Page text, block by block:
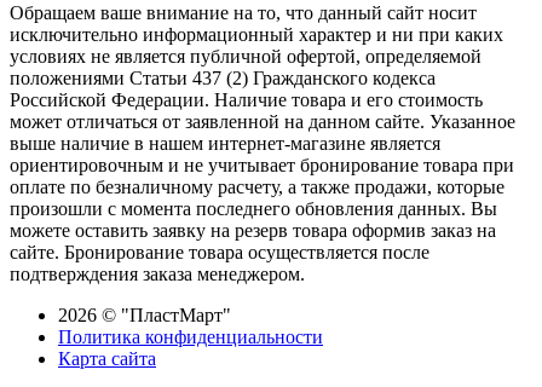
Обращаем ваше внимание на то, что данный сайт носит
исключительно информационный характер и ни при каких
условиях не является публичной офертой, определяемой
положениями Статьи 437 (2) Гражданского кодекса
Российской Федерации. Наличие товара и его стоимость
может отличаться от заявленной на данном сайте. Указанное
выше наличие в нашем интернет-магазине является
ориентировочным и не учитывает бронирование товара при
оплате по безналичному расчету, а также продажи, которые
произошли с момента последнего обновления данных. Вы
можете оставить заявку на резерв товара оформив заказ на
сайте. Бронирование товара осуществляется после
подтверждения заказа менеджером.
2026 © "ПластМарт"
Политика конфиденциальности
Карта сайта